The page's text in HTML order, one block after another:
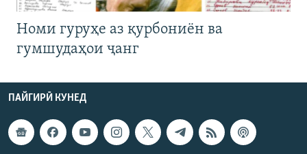
Номи гуруҳе аз қурбониён ва
гумшудаҳои ҷанг
ПАЙГИРӢ КУНЕД